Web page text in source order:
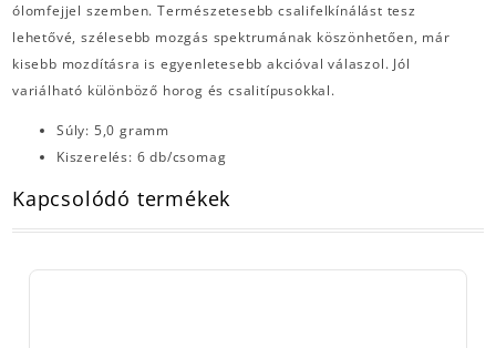
ólomfejjel szemben. Természetesebb csalifelkínálást tesz
lehetővé, szélesebb mozgás spektrumának köszönhetően, már
kisebb mozdításra is egyenletesebb akcióval válaszol. Jól
variálható különböző horog és csalitípusokkal.
Súly: 5,0 gramm
Kiszerelés: 6 db/csomag
Kapcsolódó termékek